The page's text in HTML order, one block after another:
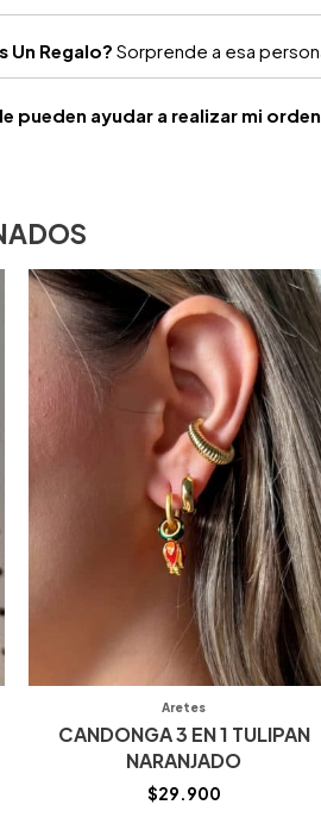
Un Regalo? Sorprende a esa
pueden ayudar a realizar mi
Aretes
CANDONGA 3 EN 1 TULIPAN
NARANJADO
$29.900